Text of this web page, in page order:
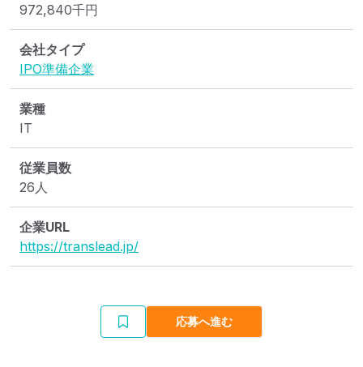
972,840千円
会社タイプ
IPO準備企業
業種
IT
従業員数
26人
企業URL
https://translead.jp/
応募へ進む